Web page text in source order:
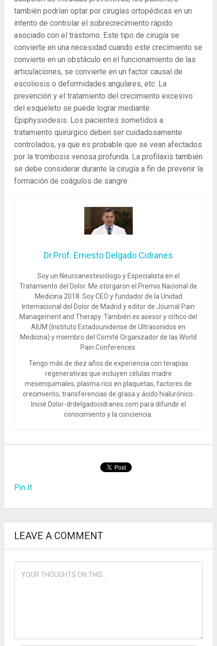
también podrían optar por cirugías ortopédicas en un
intento de controlar el sobrecrecimiento rápido
asociado con el trastorno. Este tipo de cirugía se
convierte en una necesidad cuando este crecimiento se
convierte en un obstáculo en el funcionamiento de las
articulaciones, se convierte en un factor causal de
escoliosis o deformidades angulares, etc. La
prevención y el tratamiento del crecimiento excesivo
del esqueleto se puede lograr mediante
Epiphysiodesis. Los pacientes sometidos a
tratamiento quirúrgico deben ser cuidadosamente
controlados, ya que es probable que se vean afectados
por la trombosis venosa profunda. La profilaxis también
se debe considerar durante la cirugía a fin de prevenir la
formación de coágulos de sangre.
Dr.Prof. Ernesto Delgado Cidranes
Soy un Neuroanestesiólogo y Especialista en el
Tratamiento del Dolor. Me otorgaron el Premio Nacional de
Medicina 2018. Soy CEO y fundador de la Unidad
Internacional del Dolor de Madrid y editor de Journal Pain
Management and Therapy. También es asesor y crítico del
AIUM (Instituto Estadounidense de Ultrasonidos en
Medicina) y miembro del Comité Organizador de las World
Pain Conferences.
Tengo más de diez años de experiencia con terapias
regenerativas que incluyen células madre
mesenquimales, plasma rico en plaquetas, factores de
crecimiento, transferencias de grasa y ácido hialurónico.
Inicié Dolor-drdelgadocidranes.com para difundir el
conocimiento y la conciencia.
Pin It
LEAVE A COMMENT